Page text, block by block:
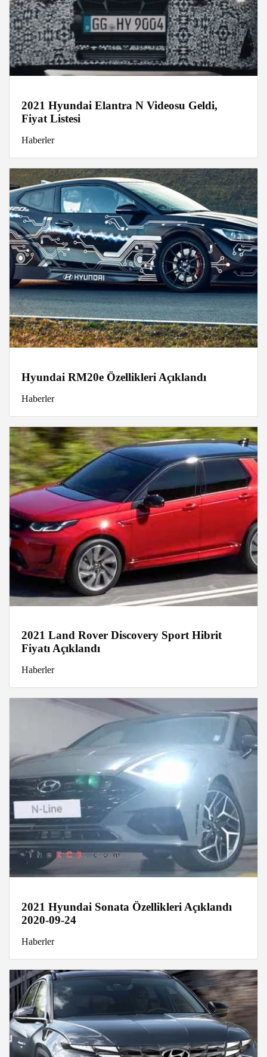
2021 Hyundai Elantra N Videosu Geldi,
Fiyat Listesi
Haberler
Hyundai RM20e Özellikleri Açıklandı
Haberler
2021 Land Rover Discovery Sport Hibrit
Fiyatı Açıklandı
Haberler
2021 Hyundai Sonata Özellikleri Açıklandı
2020-09-24
Haberler